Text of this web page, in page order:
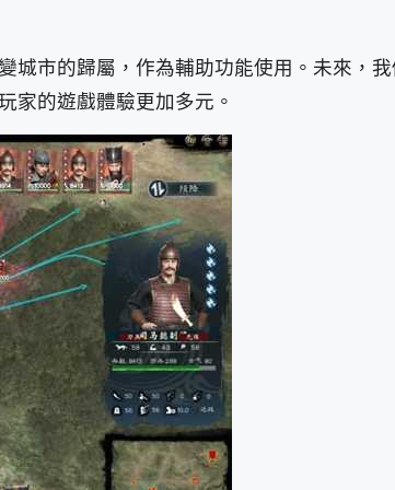
城市的歸屬，作為輔助功能使用。未來，
家的遊戲體驗更加多元。